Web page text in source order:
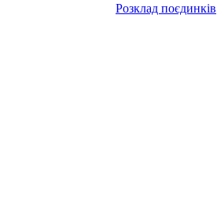
Розклад поєдинків